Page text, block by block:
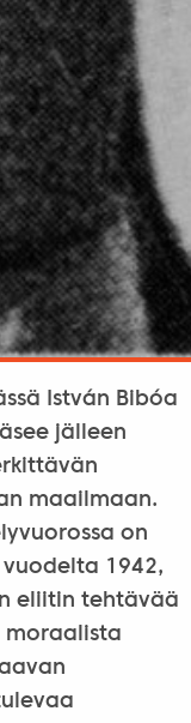
István Bibóa
jälleen
maailmaan.
on
1942,
eliitin tehtävää
moraalista